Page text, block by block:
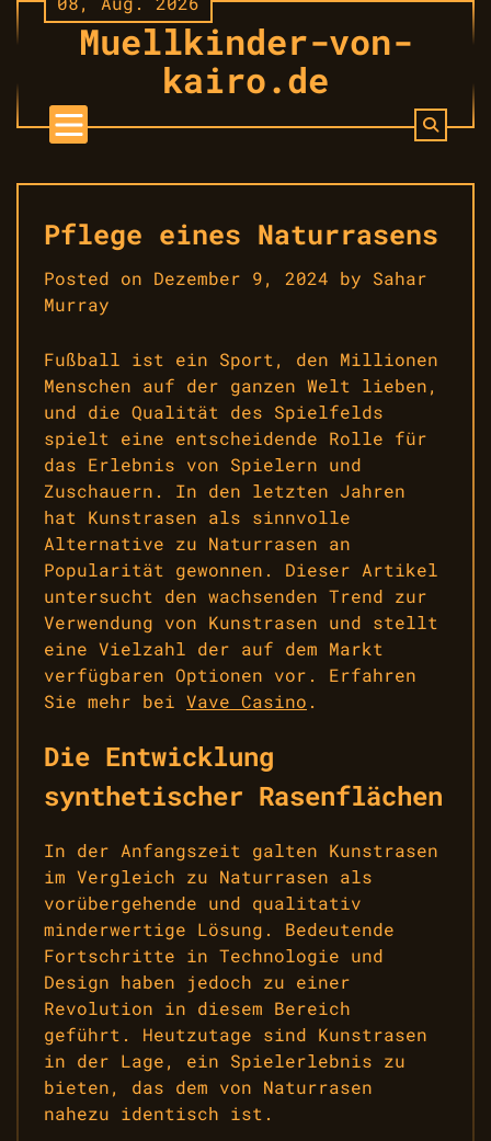
Skip
to
Muellkinder-von-
kairo.de
Pflege eines Naturrasens
Posted on Dezember 9, 2024 by Sahar
Murray
Fußball ist ein Sport, den Millionen
Menschen auf der ganzen Welt lieben,
und die Qualität des Spielfelds
spielt eine entscheidende Rolle für
das Erlebnis von Spielern und
Zuschauern. In den letzten Jahren
hat Kunstrasen als sinnvolle
Alternative zu Naturrasen an
Popularität gewonnen. Dieser Artikel
untersucht den wachsenden Trend zur
Verwendung von Kunstrasen und stellt
eine Vielzahl der auf dem Markt
verfügbaren Optionen vor. Erfahren
Sie mehr bei Vave Casino .
Die Entwicklung
synthetischer Rasenflächen
In der Anfangszeit galten Kunstrasen
im Vergleich zu Naturrasen als
vorübergehende und qualitativ
minderwertige Lösung. Bedeutende
Fortschritte in Technologie und
Design haben jedoch zu einer
Revolution in diesem Bereich
geführt. Heutzutage sind Kunstrasen
in der Lage, ein Spielerlebnis zu
bieten, das dem von Naturrasen
nahezu identisch ist.